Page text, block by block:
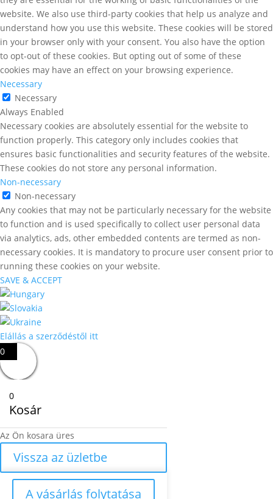
website. We also use third-party cookies that help us analyze and
understand how you use this website. These cookies will be stored
in your browser only with your consent. You also have the option
to opt-out of these cookies. But opting out of some of these
cookies may have an effect on your browsing experience.
Necessary
Necessary
Always Enabled
Necessary cookies are absolutely essential for the website to
function properly. This category only includes cookies that
ensures basic functionalities and security features of the website.
These cookies do not store any personal information.
Non-necessary
Non-necessary
Any cookies that may not be particularly necessary for the website
to function and is used specifically to collect user personal data
via analytics, ads, other embedded contents are termed as non-
necessary cookies. It is mandatory to procure user consent prior to
running these cookies on your website.
SAVE & ACCEPT
Elállás a szerződéstől itt
0
0
Kosár
Az Ön kosara üres
Vissza az üzletbe
A vásárlás folytatása